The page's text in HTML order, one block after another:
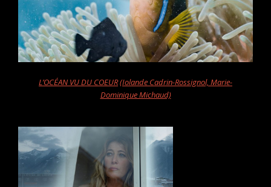
L’OCÉAN VU DU COEUR(Iolande Cadrin-Rossignol, Marie-
Dominique Michaud)